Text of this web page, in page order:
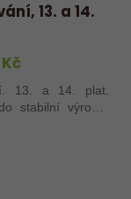
13. a 14.
13. a 14. plat.
stabilní výrobní